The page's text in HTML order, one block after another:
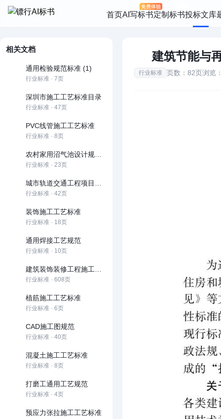
首页AI写标书定制标书投标文库
相关文档
通用检验规范标准 (1)
行业标准 · 7页
深圳市施工工艺标准目录
行业标准 · 47页
PVC线管施工工艺标准
行业标准 · 8页
行业标准 · 23页
行业标准 · 42页
装饰施工工艺标准
行业标准 · 18页
通用焊接工艺规范
行业标准 · 10页
行业标准 · 608页
植筋施工工艺标准
行业标准 · 6页
CAD施工图规范
行业标准 · 40页
混凝土施工工艺标准
行业标准 · 8页
打磨工通用工艺规范
行业标准 · 4页
预应力张拉施工工艺标准
建筑节能与
行业标准 页数：82页浏览